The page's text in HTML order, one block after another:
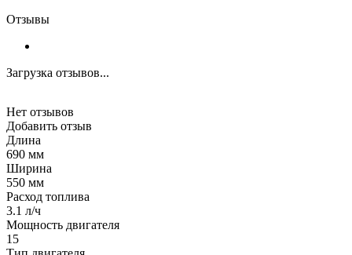
Отзывы
Загрузка отзывов...
Нет отзывов
Добавить отзыв
Длина
690 мм
Ширина
550 мм
Расход топлива
3.1 л/ч
Мощность двигателя
15